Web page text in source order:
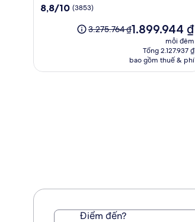
near
MNL
8.8
8,8/10 (3853)
Giá
3.275.764 ₫,
xem
3.275.764 ₫Giá
là
1.899.944 ₫
1.899.944 ₫
mỗi đêm
Tổng 2.127.937 ₫
bao gồm thuế & phí
Điểm đến?